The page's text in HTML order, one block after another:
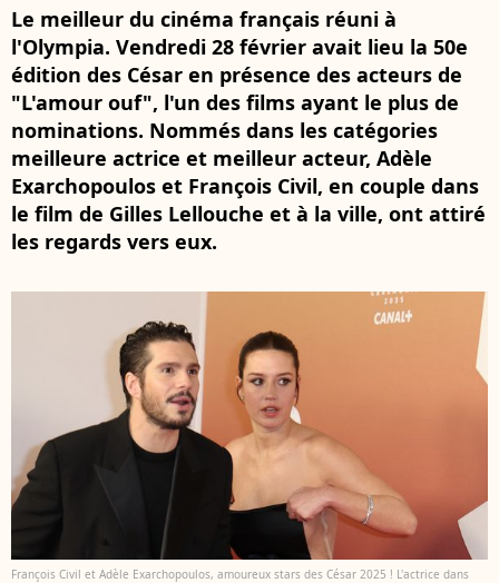
Le meilleur du cinéma français réuni à
l'Olympia. Vendredi 28 février avait lieu la 50e
édition des César en présence des acteurs de
"L'amour ouf", l'un des films ayant le plus de
nominations. Nommés dans les catégories
meilleure actrice et meilleur acteur, Adèle
Exarchopoulos et François Civil, en couple dans
le film de Gilles Lellouche et à la ville, ont attiré
les regards vers eux.
François Civil et Adèle Exarchopoulos, amoureux stars des César 2025 ! L'actrice dans